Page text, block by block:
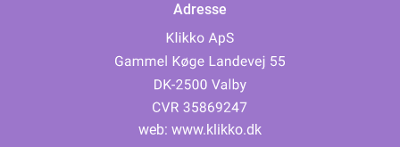
Adresse
web: www.klikko.dk